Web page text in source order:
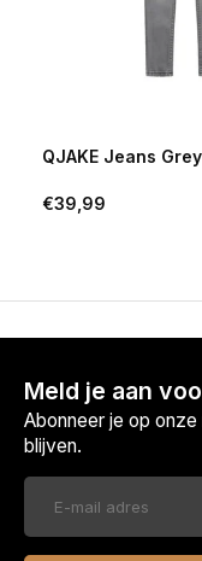
QJAKE Jeans Grey
€39,99
Meld je aan
Abonneer je op
blijven.